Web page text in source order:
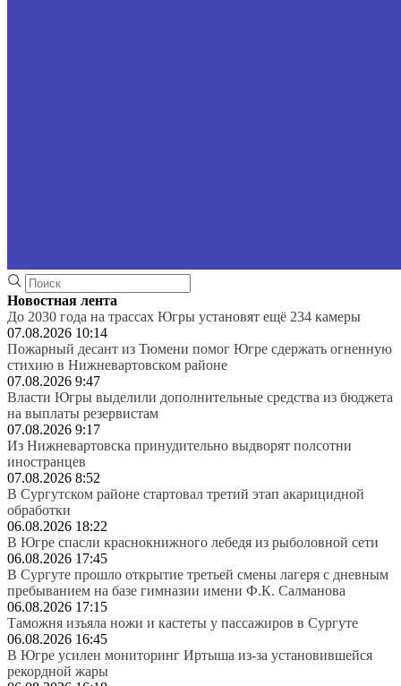
Новостная лента
До 2030 года на трассах Югры установят ещё 234 камеры
07.08.2026 10:14
Пожарный десант из Тюмени помог Югре сдержать огненную
стихию в Нижневартовском районе
07.08.2026 9:47
Власти Югры выделили дополнительные средства из бюджета
на выплаты резервистам
07.08.2026 9:17
Из Нижневартовска принудительно выдворят полсотни
иностранцев
07.08.2026 8:52
В Сургутском районе стартовал третий этап акарицидной
обработки
06.08.2026 18:22
В Югре спасли краснокнижного лебедя из рыболовной сети
06.08.2026 17:45
В Сургуте прошло открытие третьей смены лагеря с дневным
пребыванием на базе гимназии имени Ф.К. Салманова
06.08.2026 17:15
Таможня изъяла ножи и кастеты у пассажиров в Сургуте
06.08.2026 16:45
В Югре усилен мониторинг Иртыша из-за установившейся
рекордной жары